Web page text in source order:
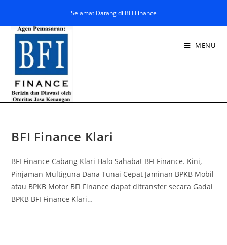
Selamat Datang di BFI Finance
MENU
BFI Finance Klari
BFI Finance Cabang Klari Halo Sahabat BFI Finance. Kini,
Pinjaman Multiguna Dana Tunai Cepat Jaminan BPKB Mobil
atau BPKB Motor BFI Finance dapat ditransfer secara Gadai
BPKB BFI Finance Klari…